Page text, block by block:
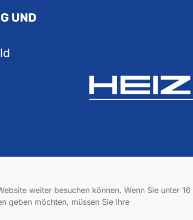
UND
weiter besuchen können. Wenn Sie unter 16
geben möchten, müssen Sie Ihre